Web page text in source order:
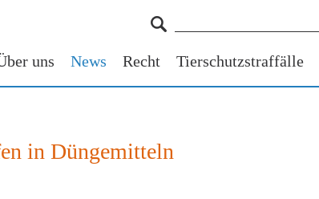
uns News Recht Tierschutzstraffälle
in Düngemitteln